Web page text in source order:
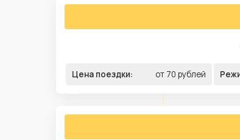
Цена поездки: от 70 рублей